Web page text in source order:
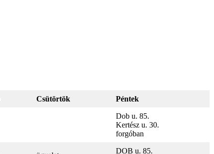
Csütörtök Péntek
Dob u. 85.
Kertész u. 30.
forgóban
DOB u. 85.